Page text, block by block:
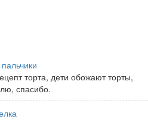
торта, дети обожают торты,
спасибо.